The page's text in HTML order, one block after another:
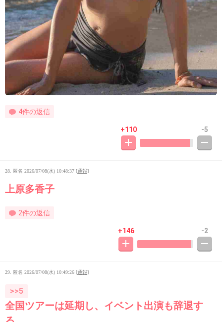
4件の返信
+110 -5
28. 匿名 2026/07/08(水) 10:48:37 [通報]
上原多香子
2件の返信
+146 -2
29. 匿名 2026/07/08(水) 10:49:26 [通報]
>>5
全国ツアーは延期し、イベント出演も辞退す